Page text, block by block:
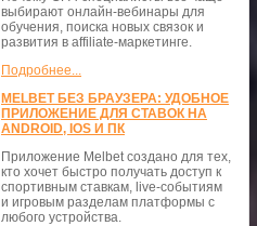
выбирают онлайн-вебинары для
обучения, поиска новых связок и
развития в affiliate-маркетинге.
Подробнее...
MELBET БЕЗ БРАУЗЕРА: УДОБНОЕ
ПРИЛОЖЕНИЕ ДЛЯ СТАВОК НА
ANDROID, IOS И ПК
Приложение Melbet создано для тех,
кто хочет быстро получать доступ к
спортивным ставкам, live-событиям
и игровым разделам платформы с
любого устройства.